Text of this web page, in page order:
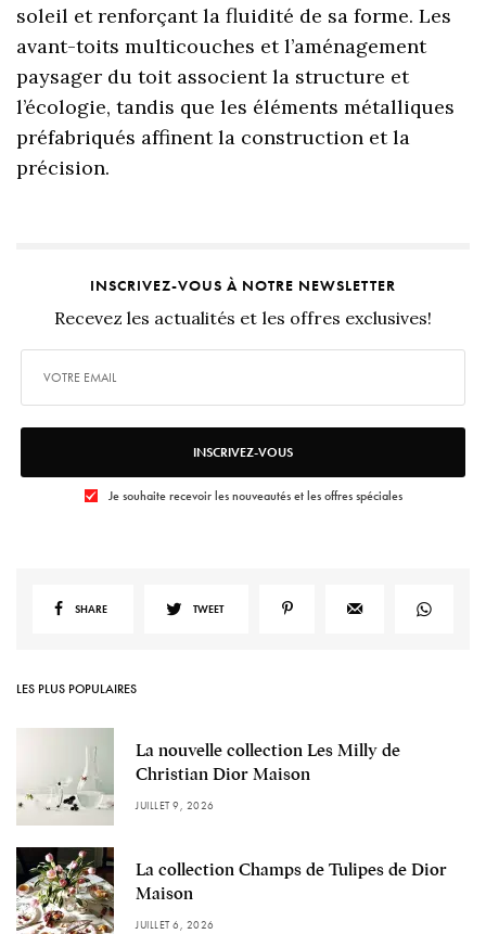
soleil et renforçant la fluidité de sa forme. Les
avant-toits multicouches et l’aménagement
paysager du toit associent la structure et
l’écologie, tandis que les éléments métalliques
préfabriqués affinent la construction et la
précision.
INSCRIVEZ-VOUS À NOTRE NEWSLETTER
Recevez les actualités et les offres exclusives!
INSCRIVEZ-VOUS
Je souhaite recevoir les nouveautés et les offres spéciales
SHARE TWEET
LES PLUS POPULAIRES
La nouvelle collection Les Milly de
Christian Dior Maison
JUILLET 9, 2026
La collection Champs de Tulipes de Dior
Maison
JUILLET 6, 2026